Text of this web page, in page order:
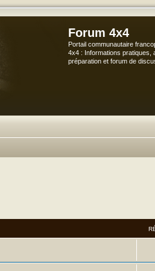
Forum 4x4
Portail communautaire
4x4 : Informations pratiques,
préparation et forum de